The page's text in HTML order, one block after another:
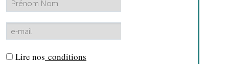
Lire nos conditions